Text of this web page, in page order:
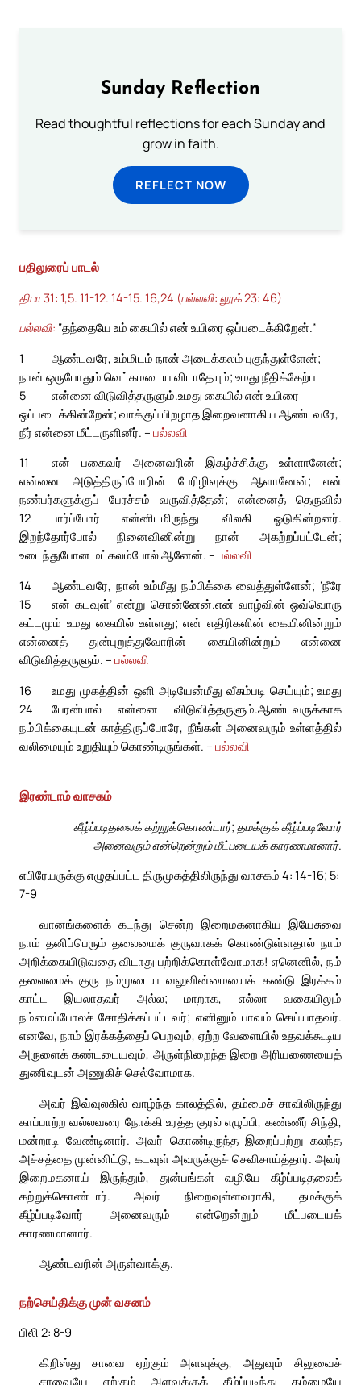
Sunday Reflection
Read thoughtful reflections for each Sunday and
grow in faith.
REFLECT NOW
பதிலுரைப் பாடல்
திபா 31: 1,5. 11-12. 14-15. 16,24 (பல்லவி: லூக் 23: 46)
பல்லவி: ‟தந்தையே உம் கையில் என் உயிரை ஒப்படைக்கிறேன்.”
1
ஆண்டவரே, உம்மிடம் நான் அடைக்கலம் புகுந்துள்ளேன்;
நான் ஒருபோதும் வெட்கமடைய விடாதேயும்; உமது நீதிக்கேற்ப
என்னை விடுவித்தருளும்.
5
உமது கையில் என் உயிரை
ஒப்படைக்கின்றேன்; வாக்குப் பிறழாத இறைவனாகிய ஆண்டவரே,
நீர் என்னை மீட்டருளினீர். – பல்லவி
11
என் பகைவர் அனைவரின் இகழ்ச்சிக்கு உள்ளானேன்;
என்னை அடுத்திருப்போரின் பேரிழிவுக்கு ஆளானேன்; என்
நண்பர்களுக்குப் பேரச்சம் வருவித்தேன்; என்னைத் தெருவில்
பார்ப்போர் என்னிடமிருந்து விலகி ஓடுகின்றனர்.
12
இறந்தோர்போல் நினைவினின்று நான் அகற்றப்பட்டேன்;
உடைந்துபோன மட்கலம்போல் ஆனேன். – பல்லவி
14
ஆண்டவரே, நான் உம்மீது நம்பிக்கை வைத்துள்ளேன்; ‘நீரே
என் கடவுள்’ என்று சொன்னேன்.
15
என் வாழ்வின் ஒவ்வொரு
கட்டமும் உமது கையில் உள்ளது; என் எதிரிகளின் கையினின்றும்
என்னைத் துன்புறுத்துவோரின் கையினின்றும் என்னை
விடுவித்தருளும். – பல்லவி
16
உமது முகத்தின் ஒளி அடியேன்மீது வீசும்படி செய்யும்; உமது
பேரன்பால் என்னை விடுவித்தருளும்.
24
ஆண்டவருக்காக
நம்பிக்கையுடன் காத்திருப்போரே, நீங்கள் அனைவரும் உள்ளத்தில்
வலிமையும் உறுதியும் கொண்டிருங்கள். – பல்லவி
இரண்டாம் வாசகம்
கீழ்ப்படிதலைக் கற்றுக்கொண்டார்; தமக்குக் கீழ்ப்படிவோர்
அனைவரும் என்றென்றும் மீட்படையக் காரணமானார்.
எபிரேயருக்கு எழுதப்பட்ட திருமுகத்திலிருந்து வாசகம் 4: 14-16; 5:
7-9
வானங்களைக் கடந்து சென்ற இறைமகனாகிய இயேசுவை
நாம் தனிப்பெரும் தலைமைக் குருவாகக் கொண்டுள்ளதால் நாம்
அறிக்கையிடுவதை விடாது பற்றிக்கொள்வோமாக! ஏனெனில், நம்
தலைமைக் குரு நம்முடைய வலுவின்மையைக் கண்டு இரக்கம்
காட்ட இயலாதவர் அல்ல; மாறாக, எல்லா வகையிலும்
நம்மைப்போலச் சோதிக்கப்பட்டவர்; எனினும் பாவம் செய்யாதவர்.
எனவே, நாம் இரக்கத்தைப் பெறவும், ஏற்ற வேளையில் உதவக்கூடிய
அருளைக் கண்டடையவும், அருள்நிறைந்த இறை அரியணையைத்
துணிவுடன் அணுகிச் செல்வோமாக.
அவர் இவ்வுலகில் வாழ்ந்த காலத்தில், தம்மைச் சாவிலிருந்து
காப்பாற்ற வல்லவரை நோக்கி உரத்த குரல் எழுப்பி, கண்ணீர் சிந்தி,
மன்றாடி வேண்டினார். அவர் கொண்டிருந்த இறைப்பற்று கலந்த
அச்சத்தை முன்னிட்டு, கடவுள் அவருக்குச் செவிசாய்த்தார். அவர்
இறைமகனாய் இருந்தும், துன்பங்கள் வழியே கீழ்ப்படிதலைக்
கற்றுக்கொண்டார். அவர் நிறைவுள்ளவராகி, தமக்குக்
கீழ்ப்படிவோர் அனைவரும் என்றென்றும் மீட்படையக்
காரணமானார்.
ஆண்டவரின் அருள்வாக்கு.
நற்செய்திக்கு முன் வசனம்
பிலி 2: 8-9
கிறிஸ்து சாவை ஏற்கும் அளவுக்கு, அதுவும் சிலுவைச்
சாவையே ஏற்கும் அளவுக்குக் கீழ்ப்படிந்து தம்மையே